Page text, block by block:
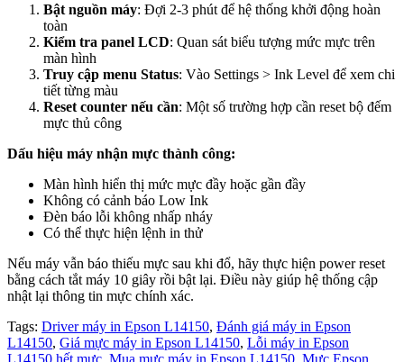
Bật nguồn máy: Đợi 2-3 phút để hệ thống khởi động hoàn
toàn
Kiểm tra panel LCD: Quan sát biểu tượng mức mực trên
màn hình
Truy cập menu Status: Vào Settings > Ink Level để xem chi
tiết từng màu
Reset counter nếu cần: Một số trường hợp cần reset bộ đếm
mực thủ công
Dấu hiệu máy nhận mực thành công:
Màn hình hiển thị mức mực đầy hoặc gần đầy
Không có cảnh báo Low Ink
Đèn báo lỗi không nhấp nháy
Có thể thực hiện lệnh in thử
Nếu máy vẫn báo thiếu mực sau khi đổ, hãy thực hiện power reset
bằng cách tắt máy 10 giây rồi bật lại. Điều này giúp hệ thống cập
nhật lại thông tin mực chính xác.
Tags: Driver máy in Epson L14150, Đánh giá máy in Epson
L14150, Giá mực máy in Epson L14150, Lỗi máy in Epson
L14150 hết mực, Mua mực máy in Epson L14150, Mực Epson